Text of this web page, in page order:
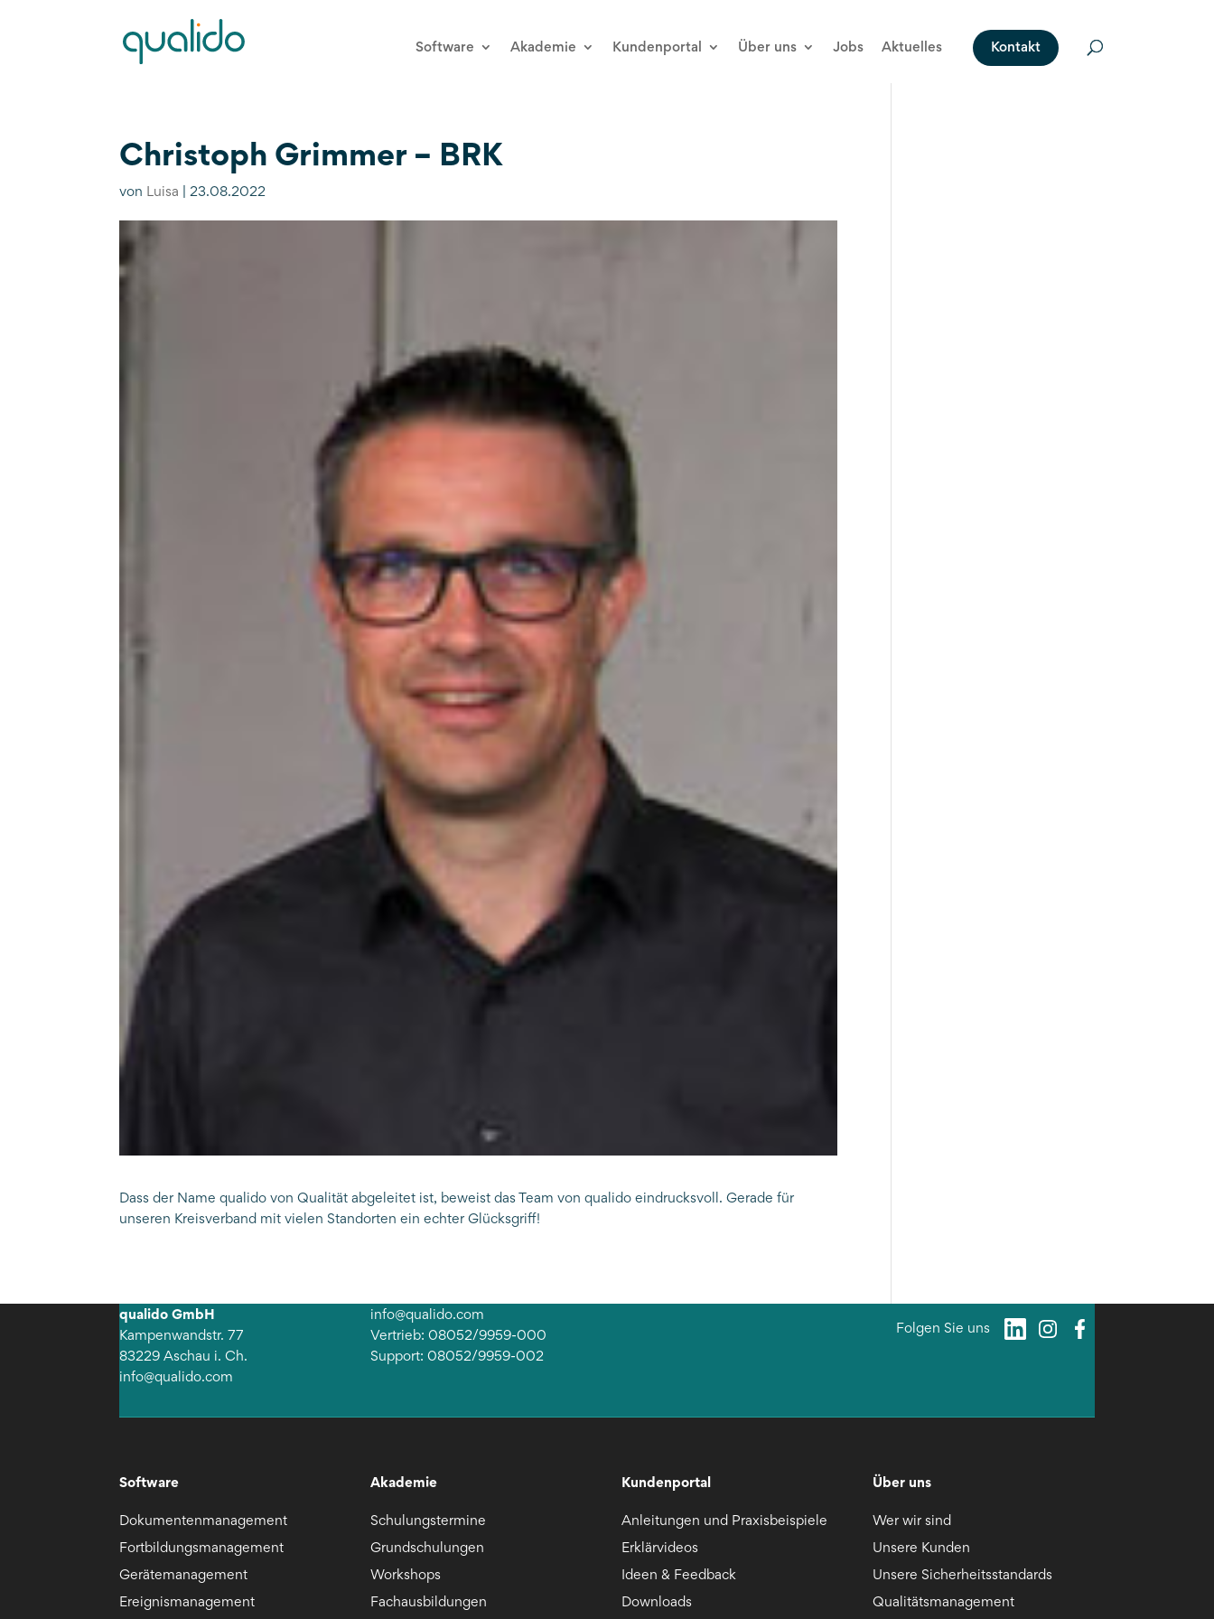
Software Akademie Kundenportal Über uns Jobs Aktuelles Kontakt
Christoph Grimmer – BRK
von Luisa | 23.08.2022
Dass der Name qualido von Qualität abgeleitet ist, beweist das Team von qualido eindrucksvoll. Gerade für
unseren Kreisverband mit vielen Standorten ein echter Glücksgriff!
qualido GmbH
Kampenwandstr. 77
83229 Aschau i. Ch.
info@qualido.com
info@qualido.com
Vertrieb: 08052/9959-000
Support: 08052/9959-002
Folgen Sie uns
Software
Dokumentenmanagement
Fortbildungsmanagement
Gerätemanagement
Ereignismanagement
Akademie
Schulungstermine
Grundschulungen
Workshops
Fachausbildungen
Kundenportal
Anleitungen und Praxisbeispiele
Erklärvideos
Ideen & Feedback
Downloads
Über uns
Wer wir sind
Unsere Kunden
Unsere Sicherheitsstandards
Qualitätsmanagement